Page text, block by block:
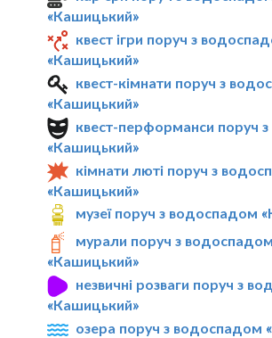
«Кашицький»
квест ігри поруч з
«Кашицький»
квест-кімнати поруч з
«Кашицький»
квест-перформанси поруч
«Кашицький»
кімнати люті поруч з
«Кашицький»
музеї поруч з водоспадом
мурали поруч з водоспадом
«Кашицький»
незвичні розваги поруч з
«Кашицький»
озера поруч з водоспадом